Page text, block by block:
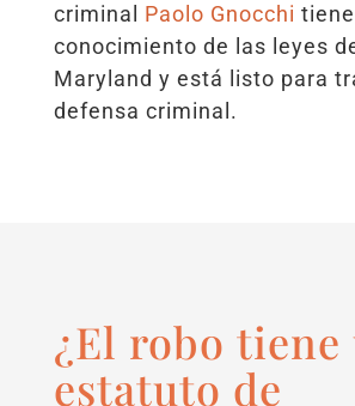
criminal Paolo Gnocchi
conocimiento de las leyes
Maryland y está listo para
defensa criminal.
¿El robo tiene
estatuto de